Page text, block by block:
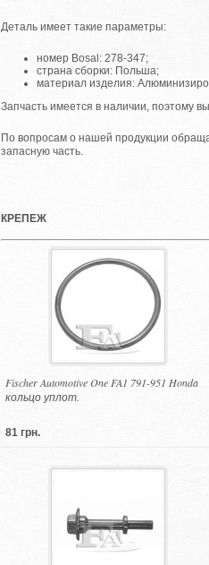
Деталь имеет такие параметры:
номер Bosal: 278-347;
страна сборки: Польша;
материал изделия:
Запчасть имеется в наличии, поэтому
По вопросам о нашей продукции
запасную часть.
КРЕПЕЖ
Fischer Automotive One FA1 791-951 Honda
кольцо уплот.
81 грн.